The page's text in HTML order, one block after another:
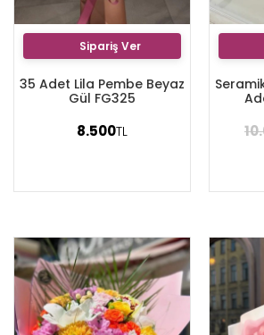
Sipariş Ver
35 Adet Lila Pembe Beyaz
Gül FG325
8.500TL